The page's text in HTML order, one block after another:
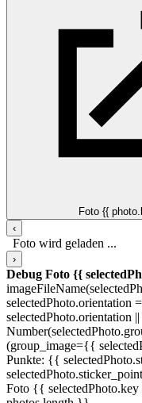
Foto {{
‹
Foto wird geladen ...
›
Debug Foto {{
selectedPhoto.orientation
(group_image={{
Punkte: {{
Foto {{